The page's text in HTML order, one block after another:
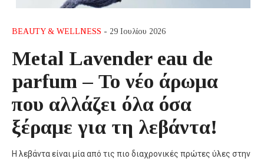
BEAUTY & WELLNESS - 29 Ιουλίου 2026
Metal Lavender eau de
parfum – Το νέο άρωμα
που αλλάζει όλα όσα
ξέραμε για τη λεβάντα!
Η λεβάντα είναι μία από τις πιο διαχρονικές πρώτες ύλες στην